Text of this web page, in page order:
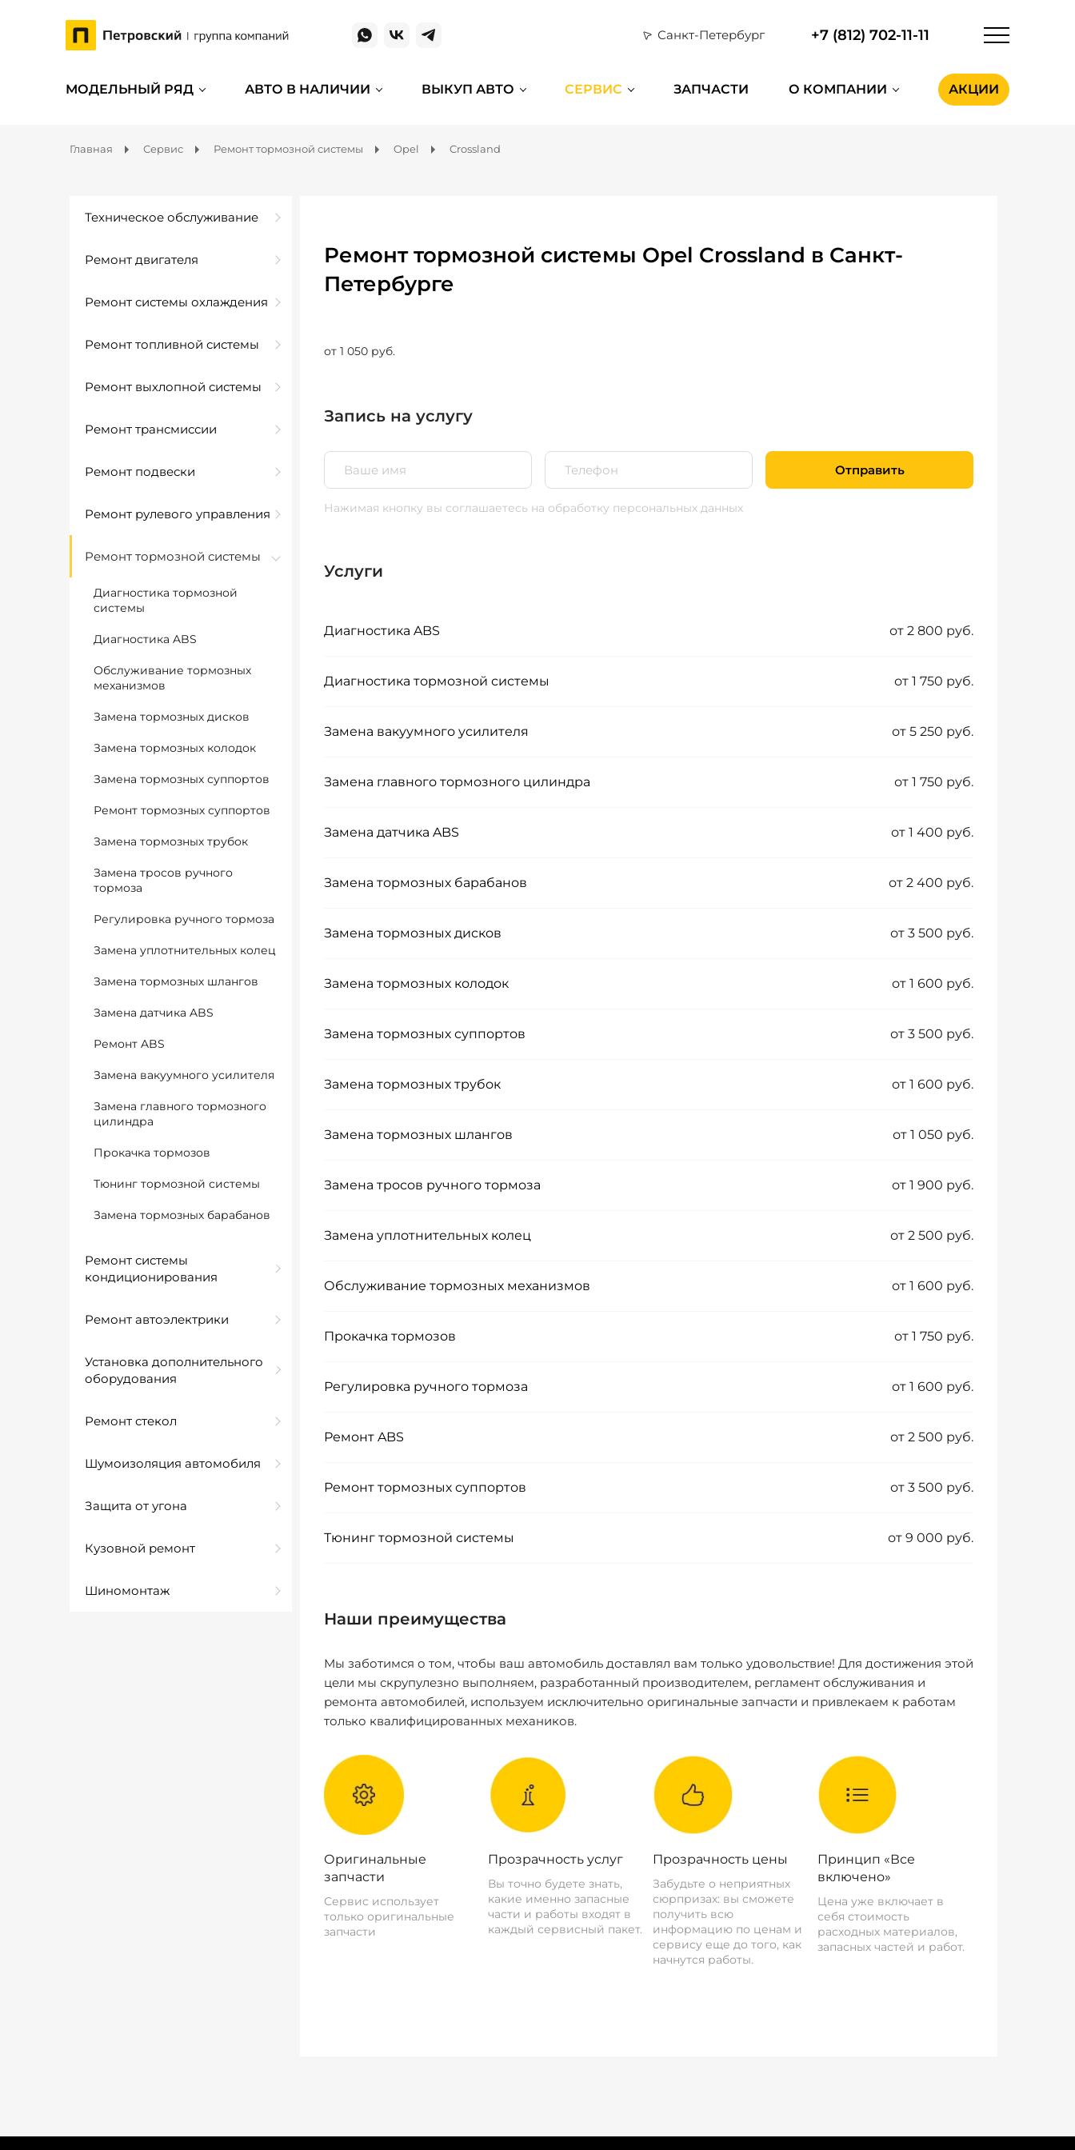
Санкт-Петербург +7 (812) 702-11-11
МОДЕЛЬНЫЙ РЯД АВТО В НАЛИЧИИ ВЫКУП АВТО СЕРВИС ЗАПЧАСТИ О КОМПАНИИ АКЦИИ
Главная Сервис Ремонт тормозной системы Opel Crossland
Техническое обслуживание
Ремонт двигателя
Ремонт системы охлаждения
Ремонт топливной системы
Ремонт выхлопной системы
Ремонт трансмиссии
Ремонт подвески
Ремонт рулевого управления
Ремонт тормозной системы
Диагностика тормозной
системы
Диагностика ABS
Обслуживание тормозных
механизмов
Замена тормозных дисков
Замена тормозных колодок
Замена тормозных суппортов
Ремонт тормозных суппортов
Замена тормозных трубок
Замена тросов ручного
тормоза
Регулировка ручного тормоза
Замена уплотнительных колец
Замена тормозных шлангов
Замена датчика ABS
Ремонт ABS
Замена вакуумного усилителя
Замена главного тормозного
цилиндра
Прокачка тормозов
Тюнинг тормозной системы
Замена тормозных барабанов
Ремонт системы
кондиционирования
Ремонт автоэлектрики
Установка дополнительного
оборудования
Ремонт стекол
Шумоизоляция автомобиля
Защита от угона
Кузовной ремонт
Шиномонтаж
Ремонт тормозной системы Opel Crossland в Санкт-
Петербурге
от 1 050 руб.
Запись на услугу
Отправить
Нажимая кнопку вы соглашаетесь на обработку персональных данных
Услуги
Диагностика ABS от 2 800 руб.
Диагностика тормозной системы от 1 750 руб.
Замена вакуумного усилителя от 5 250 руб.
Замена главного тормозного цилиндра от 1 750 руб.
Замена датчика ABS от 1 400 руб.
Замена тормозных барабанов от 2 400 руб.
Замена тормозных дисков от 3 500 руб.
Замена тормозных колодок от 1 600 руб.
Замена тормозных суппортов от 3 500 руб.
Замена тормозных трубок от 1 600 руб.
Замена тормозных шлангов от 1 050 руб.
Замена тросов ручного тормоза от 1 900 руб.
Замена уплотнительных колец от 2 500 руб.
Обслуживание тормозных механизмов от 1 600 руб.
Прокачка тормозов от 1 750 руб.
Регулировка ручного тормоза от 1 600 руб.
Ремонт ABS от 2 500 руб.
Ремонт тормозных суппортов от 3 500 руб.
Тюнинг тормозной системы от 9 000 руб.
Наши преимущества
Мы заботимся о том, чтобы ваш автомобиль доставлял вам только удовольствие! Для достижения этой
цели мы скрупулезно выполняем, разработанный производителем, регламент обслуживания и
ремонта автомобилей, используем исключительно оригинальные запчасти и привлекаем к работам
только квалифицированных механиков.
Оригинальные
запчасти
Сервис использует
только оригинальные
запчасти
Прозрачность услуг
Вы точно будете знать,
какие именно запасные
части и работы входят в
каждый сервисный пакет.
Прозрачность цены
Забудьте о неприятных
сюрпризах: вы сможете
получить всю
информацию по ценам и
сервису еще до того, как
начнутся работы.
Принцип «Все
включено»
Цена уже включает в
себя стоимость
расходных материалов,
запасных частей и работ.